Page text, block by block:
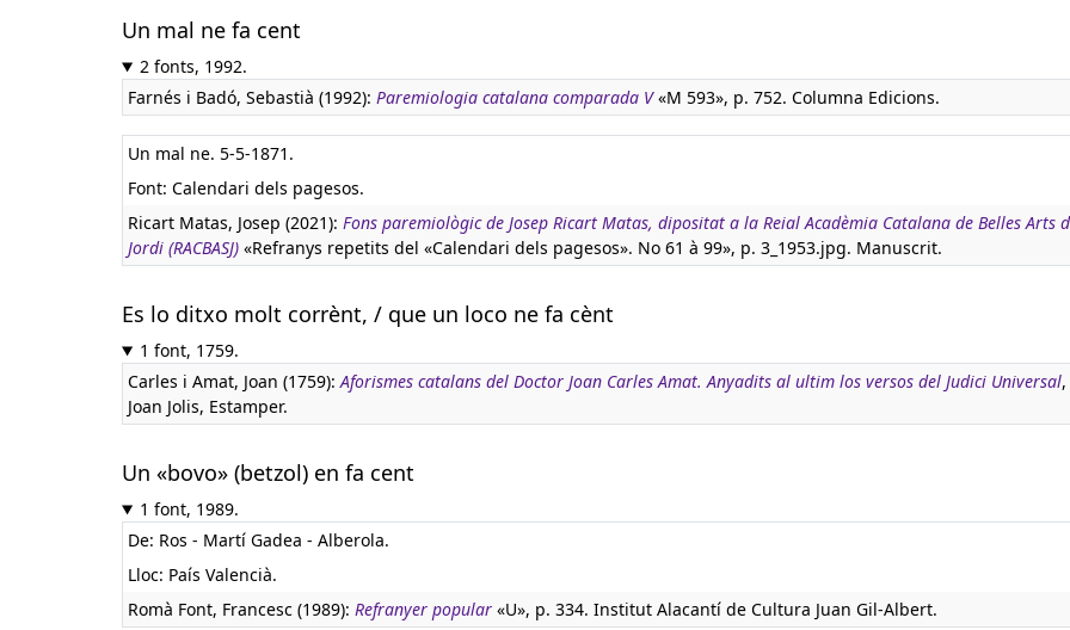
Un mal ne fa cent
2 fonts, 1992.
Farnés i Badó, Sebastià (1992): Paremiologia catalana comparada V«M 593», p. 752. Columna Edicions.
Un mal ne. 5-5-1871.
Font: Calendari dels pagesos.
Ricart Matas, Josep (2021): Fons paremiològic de Josep Ricart Matas, dipositat a la Reial Acadèmia Catalana de Belles Arts
Jordi (RACBASJ) «Refranys repetits del «Calendari dels pagesos». No 61 à 99», p. 3_1953.jpg. Manuscrit.
Es lo ditxo molt corrènt, / que un loco ne fa cènt
1 font, 1759.
Carles i Amat, Joan (1759):Aforismes catalans del Doctor Joan Carles Amat. Anyadits al ultim los versos del Judici Universal
Joan Jolis, Estamper.
Un «bovo» (betzol) en fa cent
1 font, 1989.
De: Ros - Martí Gadea - Alberola.
Lloc: País Valencià.
Romà Font, Francesc (1989): Refranyer popular «U», p. 334. Institut Alacantí de Cultura Juan Gil-Albert.